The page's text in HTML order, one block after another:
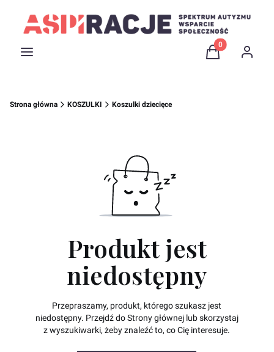
Menu Produkty w
Koszyk Zaloguj
Strona główna KOSZULKI Koszulki dziecięce
Produkt jest
niedostępny
Przepraszamy, produkt, którego szukasz jest
niedostępny. Przejdź do Strony głównej lub skorzystaj
z wyszukiwarki, żeby znaleźć to, co Cię interesuje.